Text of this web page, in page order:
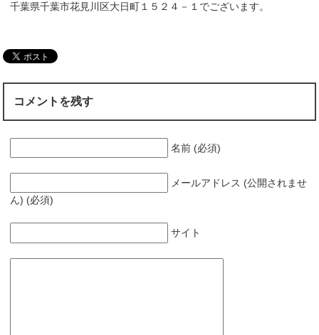
千葉県千葉市花見川区大日町１５２４－１でございます。
コメントを残す
名前 (必須)
メールアドレス (公開されませ
ん) (必須)
サイト